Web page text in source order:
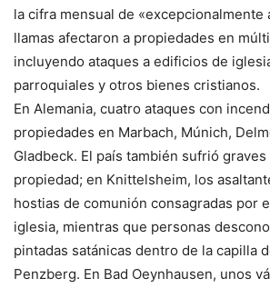
la cifra mensual de «excepcionalmente
llamas afectaron a propiedades en
incluyendo ataques a edificios de
parroquiales y otros bienes cristianos.
En Alemania, cuatro ataques con
propiedades en Marbach, Múnich,
Gladbeck. El país también sufrió
propiedad; en Knittelsheim, los
hostias de comunión consagradas por
iglesia, mientras que personas
pintadas satánicas dentro de la capilla
Penzberg. En Bad Oeynhausen, unos